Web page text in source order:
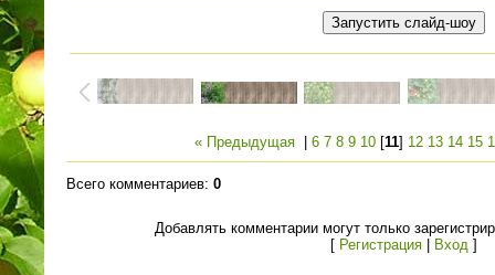
« Предыдущая| 6 7 8 9 10[11] 12 13 14 15
Всего комментариев: 0
Добавлять комментарии могут только
[ Регистрация| Вход ]